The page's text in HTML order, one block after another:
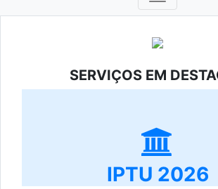
SERVIÇOS EM
IPTU 2026